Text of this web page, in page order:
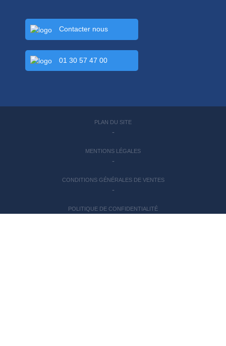
Contacter nous
01 30 57 47 00
PLAN DU SITE
-
MENTIONS LÉGALES
-
CONDITIONS GÉNÉRALES DE VENTES
-
POLITIQUE DE CONFIDENTIALITÉ